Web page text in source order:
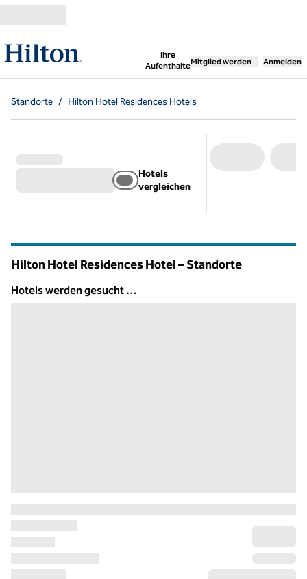
Ihre
Aufenthalte
,öffnet neue
Mitglied werden Anmelden
Standorte / Hilton Hotel Residences Hotels
Hotels
vergleichen
Hilton Hotel Residences Hotel – Standorte
Hotels werden gesucht …